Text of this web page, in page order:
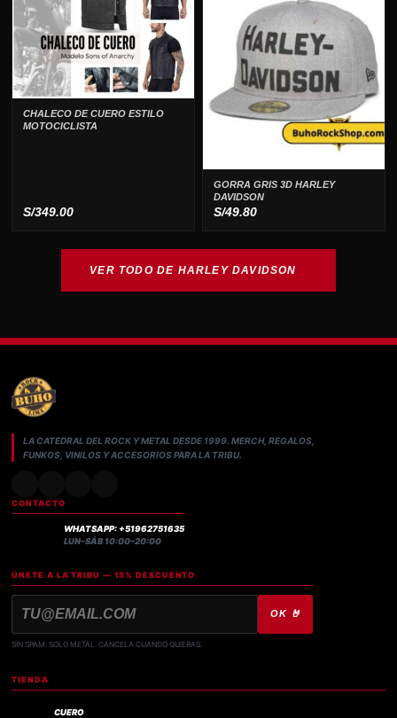
CHALECO DE CUERO ESTILO
MOTOCICLISTA
S/349.00
GORRA GRIS 3D HARLEY
DAVIDSON
S/49.80
VER TODO DE HARLEY DAVIDSON
LA CATEDRAL DEL ROCK Y METAL DESDE 1999. MERCH, REGALOS,
FUNKOS, VINILOS Y ACCESORIOS PARA LA TRIBU.
CONTACTO
WHATSAPP: +51962751635
LUN–SÁB 10:00–20:00
ÚNETE A LA TRIBU — 15% DESCUENTO
OK 🤘
SIN SPAM. SOLO METAL. CANCELA CUANDO QUIERAS.
TIENDA
CUERO